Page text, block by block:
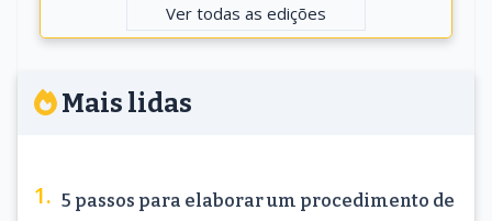
Ver todas as edições
Mais lidas
5 passos para elaborar um procedimento de